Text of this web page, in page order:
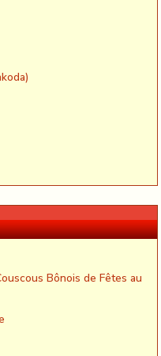
Bônois de Fêtes au